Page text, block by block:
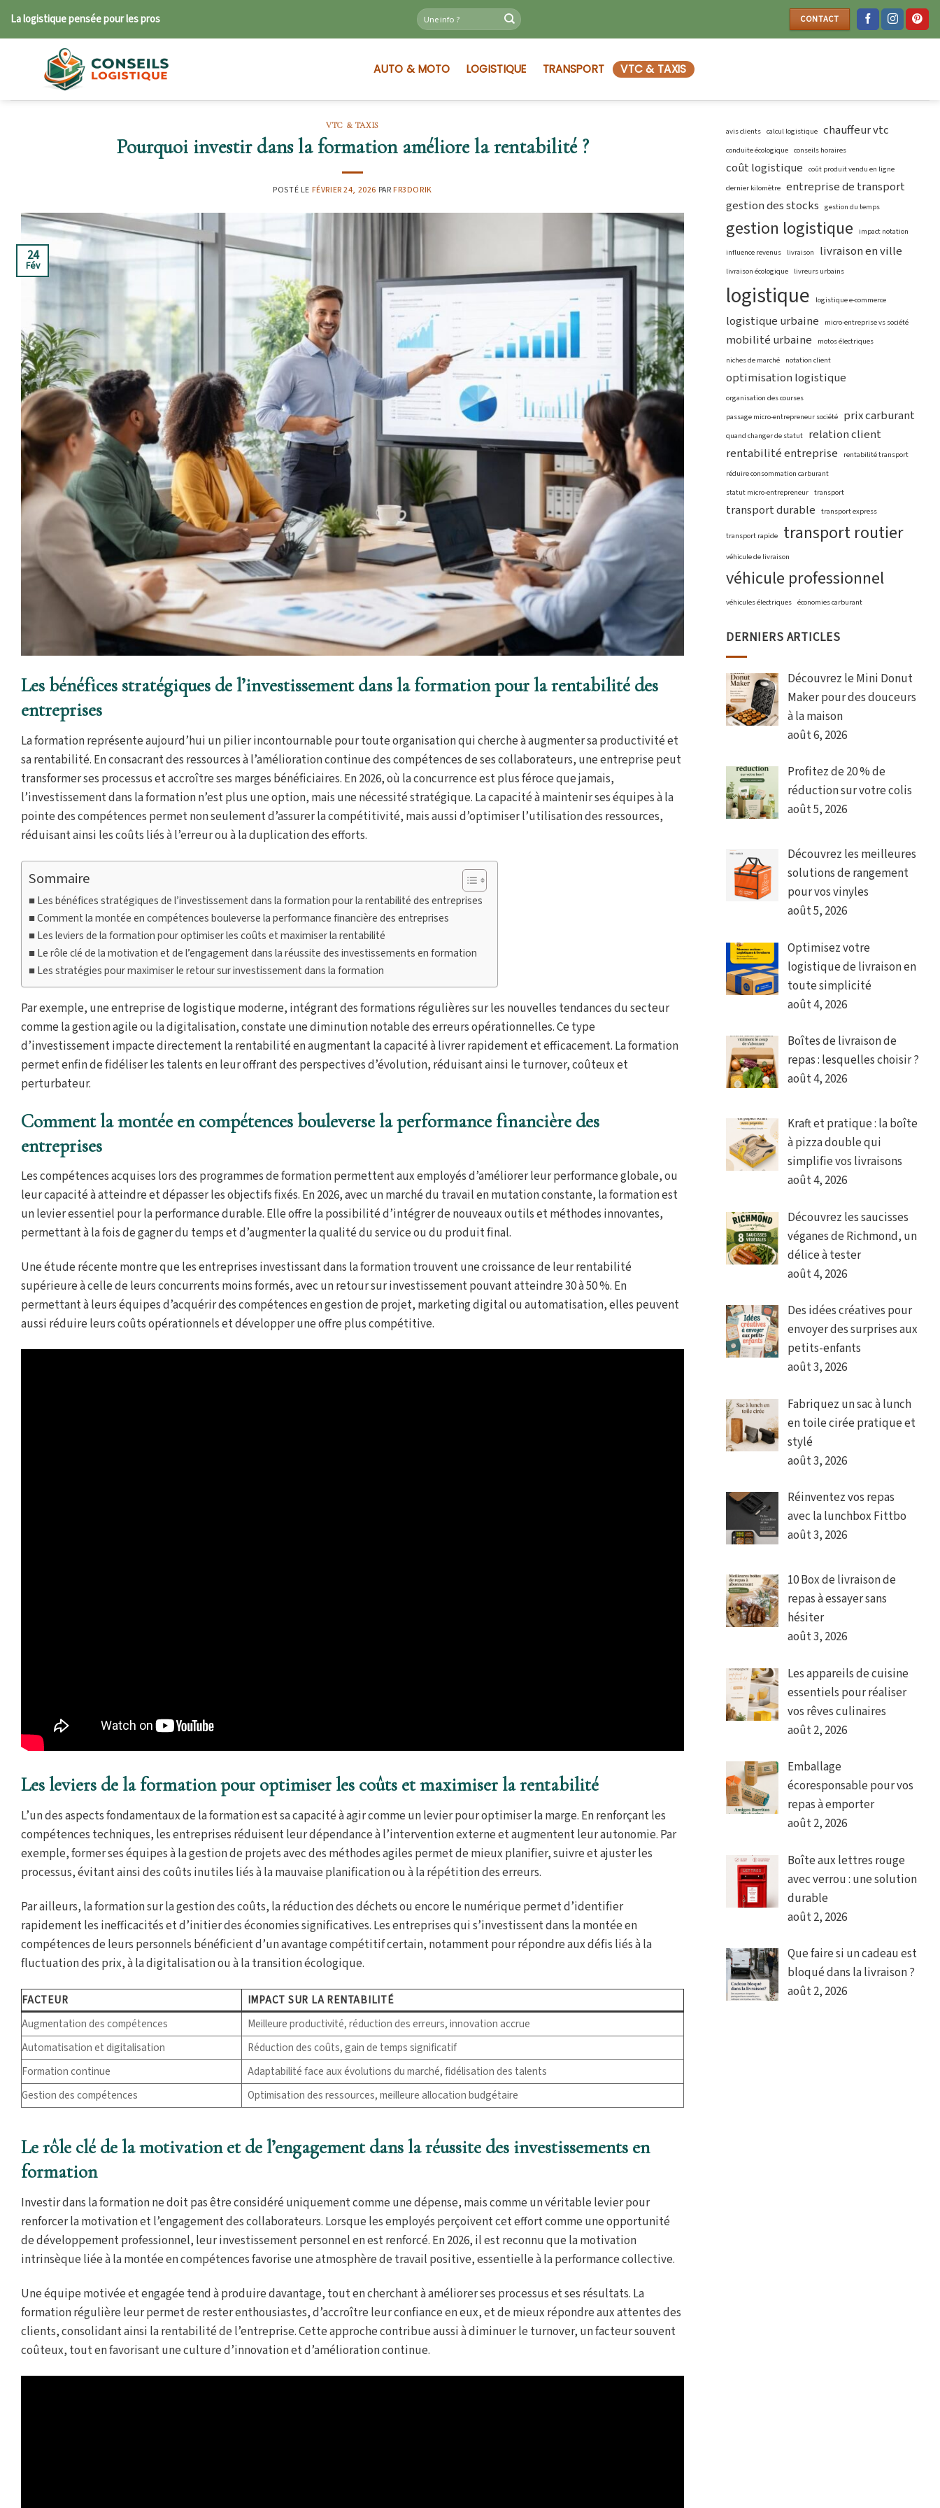
La logistique pensée pour les pros CONTACT
AUTO & MOTO LOGISTIQUE TRANSPORT VTC & TAXIS
VTC & TAXIS
Pourquoi investir dans la formation améliore la rentabilité ?
POSTÉ LE FÉVRIER 24, 2026 PARFR3DORIK
24
Fév
Les bénéfices stratégiques de l’investissement dans la formation pour la rentabilité des
entreprises
La formation représente aujourd’hui un pilier incontournable pour toute organisation qui cherche à augmenter sa productivité et
sa rentabilité. En consacrant des ressources à l’amélioration continue des compétences de ses collaborateurs, une entreprise peut
transformer ses processus et accroître ses marges bénéficiaires. En 2026, où la concurrence est plus féroce que jamais,
l’investissement dans la formation n’est plus une option, mais une nécessité stratégique. La capacité à maintenir ses équipes à la
pointe des compétences permet non seulement d’assurer la compétitivité, mais aussi d’optimiser l’utilisation des ressources,
réduisant ainsi les coûts liés à l’erreur ou à la duplication des efforts.
Sommaire
Les bénéfices stratégiques de l’investissement dans la formation pour la rentabilité des entreprises
Comment la montée en compétences bouleverse la performance financière des entreprises
Les leviers de la formation pour optimiser les coûts et maximiser la rentabilité
Le rôle clé de la motivation et de l’engagement dans la réussite des investissements en formation
Les stratégies pour maximiser le retour sur investissement dans la formation
Par exemple, une entreprise de logistique moderne, intégrant des formations régulières sur les nouvelles tendances du secteur
comme la gestion agile ou la digitalisation, constate une diminution notable des erreurs opérationnelles. Ce type
d’investissement impacte directement la rentabilité en augmentant la capacité à livrer rapidement et efficacement. La formation
permet enfin de fidéliser les talents en leur offrant des perspectives d’évolution, réduisant ainsi le turnover, coûteux et
perturbateur.
Comment la montée en compétences bouleverse la performance financière des
entreprises
Les compétences acquises lors des programmes de formation permettent aux employés d’améliorer leur performance globale, ou
leur capacité à atteindre et dépasser les objectifs fixés. En 2026, avec un marché du travail en mutation constante, la formation est
un levier essentiel pour la performance durable. Elle offre la possibilité d’intégrer de nouveaux outils et méthodes innovantes,
permettant à la fois de gagner du temps et d’augmenter la qualité du service ou du produit final.
Une étude récente montre que les entreprises investissant dans la formation trouvent une croissance de leur rentabilité
supérieure à celle de leurs concurrents moins formés, avec un retour sur investissement pouvant atteindre 30 à 50 %. En
permettant à leurs équipes d’acquérir des compétences en gestion de projet, marketing digital ou automatisation, elles peuvent
aussi réduire leurs coûts opérationnels et développer une offre plus compétitive.
Les leviers de la formation pour optimiser les coûts et maximiser la rentabilité
L’un des aspects fondamentaux de la formation est sa capacité à agir comme un levier pour optimiser la marge. En renforçant les
compétences techniques, les entreprises réduisent leur dépendance à l’intervention externe et augmentent leur autonomie. Par
exemple, former ses équipes à la gestion de projets avec des méthodes agiles permet de mieux planifier, suivre et ajuster les
processus, évitant ainsi des coûts inutiles liés à la mauvaise planification ou à la répétition des erreurs.
Par ailleurs, la formation sur la gestion des coûts, la réduction des déchets ou encore le numérique permet d’identifier
rapidement les inefficacités et d’initier des économies significatives. Les entreprises qui s’investissent dans la montée en
compétences de leurs personnels bénéficient d’un avantage compétitif certain, notamment pour répondre aux défis liés à la
fluctuation des prix, à la digitalisation ou à la transition écologique.
FACTEUR
IMPACT SUR LA RENTABILITÉ
Augmentation des compétences
Meilleure productivité, réduction des erreurs, innovation accrue
Automatisation et digitalisation
Réduction des coûts, gain de temps significatif
Formation continue
Adaptabilité face aux évolutions du marché, fidélisation des talents
Gestion des compétences
Optimisation des ressources, meilleure allocation budgétaire
Le rôle clé de la motivation et de l’engagement dans la réussite des investissements en
formation
Investir dans la formation ne doit pas être considéré uniquement comme une dépense, mais comme un véritable levier pour
renforcer la motivation et l’engagement des collaborateurs. Lorsque les employés perçoivent cet effort comme une opportunité
de développement professionnel, leur investissement personnel en est renforcé. En 2026, il est reconnu que la motivation
intrinsèque liée à la montée en compétences favorise une atmosphère de travail positive, essentielle à la performance collective.
Une équipe motivée et engagée tend à produire davantage, tout en cherchant à améliorer ses processus et ses résultats. La
formation régulière leur permet de rester enthousiastes, d’accroître leur confiance en eux, et de mieux répondre aux attentes des
clients, consolidant ainsi la rentabilité de l’entreprise. Cette approche contribue aussi à diminuer le turnover, un facteur souvent
coûteux, tout en favorisant une culture d’innovation et d’amélioration continue.
avis clients calcul logistique chauffeur vtc
conduite écologique conseils horaires
coût logistique coût produit vendu en ligne
dernier kilomètre entreprise de transport
gestion des stocks gestion du temps
gestion logistique
impact notation
influence revenus livraison livraison en ville
livraison écologique livreurs urbains
logistique logistique e-commerce
logistique urbaine micro-entreprise vs société
mobilité urbaine
motos électriques
niches de marché notation client
optimisation logistique
organisation des courses
passage micro-entrepreneur société prix carburant
quand changer de statut relation client
rentabilité entreprise
rentabilité transport
réduire consommation carburant
statut micro-entrepreneur transport
transport durable transport express
transport rapide transport routier
véhicule de livraison
véhicule professionnel
véhicules électriques économies carburant
DERNIERS ARTICLES
Découvrez le Mini Donut
Maker pour des douceurs
à la maison
août 6, 2026
Profitez de 20 % de
réduction sur votre colis
août 5, 2026
Découvrez les meilleures
solutions de rangement
pour vos vinyles
août 5, 2026
Optimisez votre
logistique de livraison en
toute simplicité
août 4, 2026
Boîtes de livraison de
repas : lesquelles choisir ?
août 4, 2026
Kraft et pratique : la boîte
à pizza double qui
simplifie vos livraisons
août 4, 2026
Découvrez les saucisses
véganes de Richmond, un
délice à tester
août 4, 2026
Des idées créatives pour
envoyer des surprises aux
petits-enfants
août 3, 2026
Fabriquez un sac à lunch
en toile cirée pratique et
stylé
août 3, 2026
Réinventez vos repas
avec la lunchbox Fittbo
août 3, 2026
10 Box de livraison de
repas à essayer sans
hésiter
août 3, 2026
Les appareils de cuisine
essentiels pour réaliser
vos rêves culinaires
août 2, 2026
Emballage
écoresponsable pour vos
repas à emporter
août 2, 2026
Boîte aux lettres rouge
avec verrou : une solution
durable
août 2, 2026
Que faire si un cadeau est
bloqué dans la livraison ?
août 2, 2026